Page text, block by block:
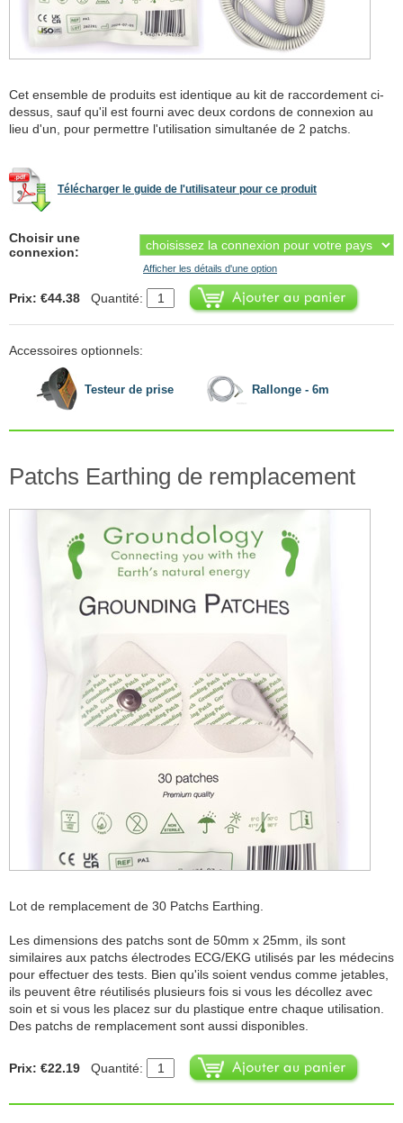
Cet ensemble de produits est identique au kit de raccordement ci-
dessus, sauf qu'il est fourni avec deux cordons de connexion au
lieu d'un, pour permettre l'utilisation simultanée de 2 patchs.
Télécharger le guide de l'utilisateur pour ce produit
Choisir une
connexion:
Afficher les détails d'une option
Prix: €44.38 Quantité:
Accessoires optionnels:
Testeur de prise Rallonge - 6m
Patchs Earthing de remplacement
Lot de remplacement de 30 Patchs Earthing.
Les dimensions des patchs sont de 50mm x 25mm, ils sont
similaires aux patchs électrodes ECG/EKG utilisés par les médecins
pour effectuer des tests. Bien qu'ils soient vendus comme jetables,
ils peuvent être réutilisés plusieurs fois si vous les décollez avec
soin et si vous les placez sur du plastique entre chaque utilisation.
Des patchs de remplacement sont aussi disponibles.
Prix: €22.19 Quantité: